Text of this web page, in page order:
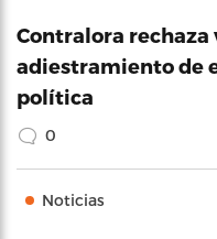
Contralora
adiestramiento de
política
0
Noticias